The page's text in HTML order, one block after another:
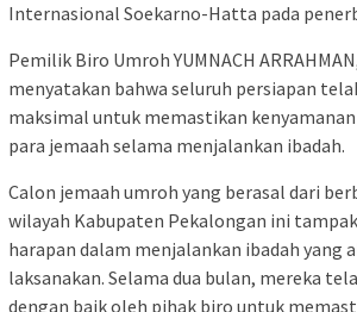
Internasional Soekarno-Hatta pada
Pemilik Biro Umroh YUMNACH
menyatakan bahwa seluruh persiapan
maksimal untuk memastikan kenyamanan
para jemaah selama menjalankan ibadah.
Calon jemaah umroh yang berasal dari
wilayah Kabupaten Pekalongan ini
harapan dalam menjalankan ibadah yang
laksanakan. Selama dua bulan, mereka
dengan baik oleh pihak biro untuk